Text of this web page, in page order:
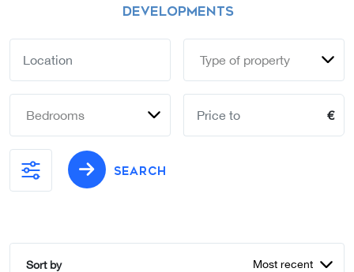
DEVELOPMENTS
Type of property
Bedrooms €
SEARCH
Sort by Most recent